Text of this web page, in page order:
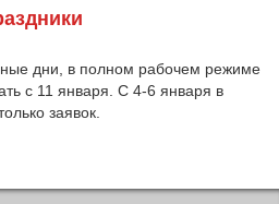
дни, в полном рабочем режиме
с 11 января. С 4-6 января в
заявок.